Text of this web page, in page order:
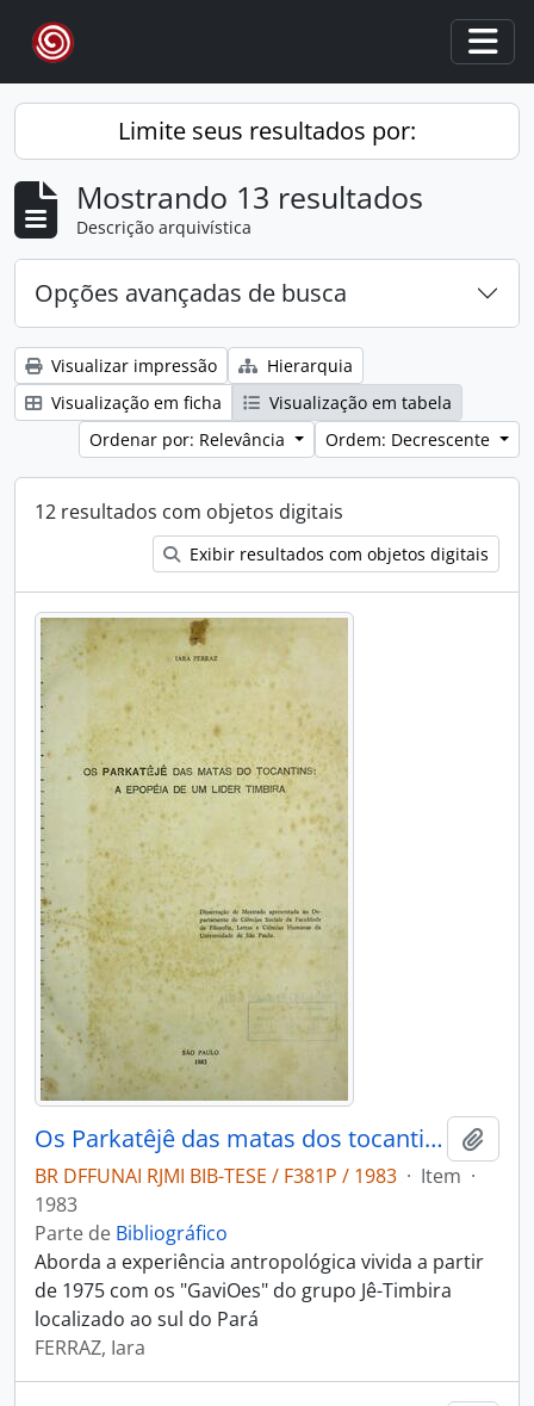
Skip to main content
Limite seus resultados por:
Mostrando 13 resultados
Descrição arquivística
Opções avançadas de busca
Visualizar impressão
Hierarquia
Visualização em ficha
Visualização em tabela
Ordenar por: Relevância
Ordem: Decrescente
12 resultados com objetos digitais
Exibir resultados com objetos digitais
Os Parkatêjê das matas dos tocantins: a epopéia de um líder Timbira
BR DFFUNAI RJMI BIB-TESE / F381P / 1983 · Item ·
1983
Parte de Bibliográfico
Aborda a experiência antropológica vivida a partir
de 1975 com os "GaviOes" do grupo Jê-Timbira
localizado ao sul do Pará
FERRAZ, Iara